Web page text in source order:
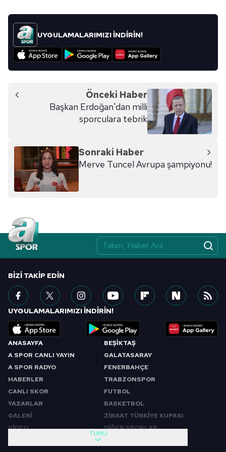
UYGULAMALARIMIZI İNDİRİN!
Önceki Haber
Başkan Erdoğan'dan milli
sporculara tebrik
Sonraki Haber
Merve Tuncel Avrupa şampiyonu!
ANASAYFA
A SPOR CANLI YAYIN
A SPOR RADYO
HABERLER
CANLI SKOR
YAZARLAR
GALERİ
VİDEO
BEŞİKTAŞ
GALATASARAY
FENERBAHÇE
TRABZONSPOR
FUTBOL
BASKETBOL
ZİRAAT TÜRKİYE KUPASI
DİĞER SPORLAR
TÜMÜ
BIZI TAKIP EDIN
UYGULAMALARIMIZI İNDİRİN!